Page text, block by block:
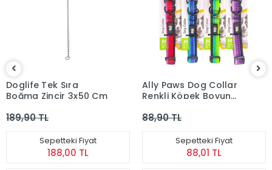
Doglife Tek Sıra
Boğma Zincir 3x50 Cm
189,90 TL
Sepetteki Fiyat
188,00 TL
Ally Paws Dog Collar
Renkli Köpek Boyun
50 Cm
88,90 TL
Sepetteki Fiyat
88,01 TL